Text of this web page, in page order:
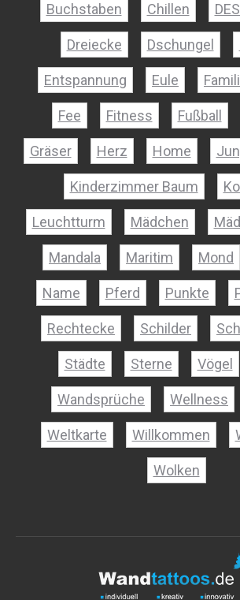
Buchstaben Chillen
Dreiecke Dschungel
Entspannung Eule
Fee Fitness Fußball
Gräser Herz Home
Kinderzimmer Baum
Leuchtturm Mädchen
Mandala Maritim Mond
Name Pferd Punkte
Rechtecke Schilder
Städte Sterne Vögel
Wandsprüche Wellness
Weltkarte Willkommen
Wolken